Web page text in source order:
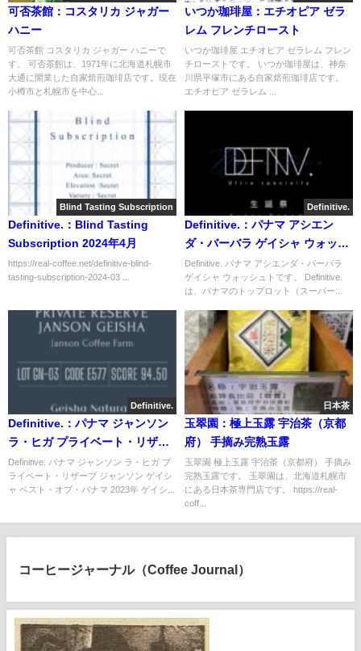
可否茶館：コスタリカ ジャガー
ハニー
可否茶館 コスタリカ ジャガー ハニーで
す。 可否茶館は、1971年に北海道札幌市
大通に開業した自家焙煎珈琲店です。現在
小樽市と札幌市を中心...
いつか珈琲屋：エチオピア ゼラ
レム フレンチロースト
いつか珈琲屋 エチオピア ゼラレム フレン
チローストです。 いつか珈琲屋は、神奈
川県平塚市にある自家焙煎珈琲店です。
エチオピア ゼラレム ...
Blind Tasting Subscription
Definitive.：Blind Tasting
Subscription 2024年4月
https://real-coffee.net/definitive-blind-
tasting-subscription-2024-03 ...
Definitive.
Definitive.：パナマ アシエン
ダ・バーバラ ゲイシャ ウォッシ
ュト
Definitive. パナマ アシエンダ・バーバラ
ゲイシャ ウォッシュトです。 Definitive.
は、パナマのトップロット（スーパー...
Definitive.
Definitive.：パナマ ジャンソン
ラ・ヒガ プライベート・リザー
ブ ジャンソン ゲイシャ ベスト・
オブ・パナマ 2023年 ゲイシャ
ナチュラル部門 第3位（サンプ
Definitive. パナマ ジャンソン ラ・ヒガ プ
ライベート・リザーブ ジャンソン ゲイシ
ャ ベスト・オブ・パナマ 2023年 ゲイシ...
日本茶
玉翠園：極上玉露 宇治茶（京都
府） 手摘み完熟玉露
玉翠園 極上玉露 宇治茶（京都府） 手摘み
完熟玉露です。 玉翠園は、北海道札幌市
にある日本茶専門店です。 https://real-
coff...
コーヒージャーナル（Coffee Journal）